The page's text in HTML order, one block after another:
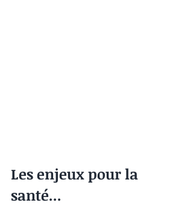
Les enjeux pour la
santé...